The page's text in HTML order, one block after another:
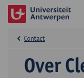
Over
Contact